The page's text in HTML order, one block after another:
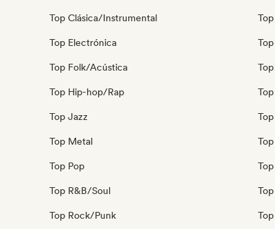
Top Clásica/Instrumental
Top Electrónica
Top Folk/Acústica
Top Hip-hop/Rap
Top Jazz
Top Metal
Top Pop
Top R&B/Soul
Top Rock/Punk